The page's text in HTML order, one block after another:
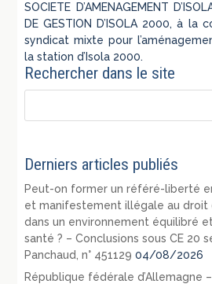
SOCIETE D’AMENAGEMENT
DE GESTION D’ISOLA 2000, à la
syndicat mixte pour
la station d’Isola 2000.
Rechercher dans le site
Derniers articles publiés
Peut-on former un référé-liberté
et manifestement illégale au droit
dans un environnement équilibré
santé ? – Conclusions sous CE 20
Panchaud, n° 451129 04/08/2026
République fédérale d’Allemagne